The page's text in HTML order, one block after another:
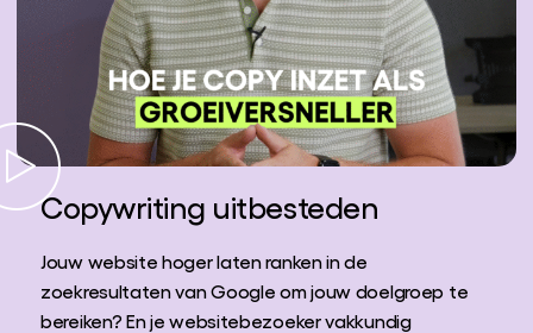
Copywriting uitbesteden
Jouw website hoger laten ranken in de
zoekresultaten van Google om jouw doelgroep te
bereiken? En je websitebezoeker vakkundig